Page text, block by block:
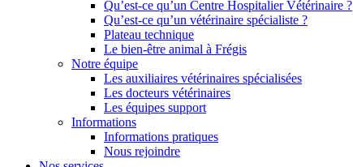
Qu’est-ce qu’un Centre Hospitalier Vétérinaire ?
Qu’est-ce qu’un vétérinaire spécialiste ?
Plateau technique
Le bien-être animal à Frégis
Notre équipe
Les auxiliaires vétérinaires spécialisées
Les docteurs vétérinaires
Les équipes support
Informations
Informations pratiques
Nous rejoindre